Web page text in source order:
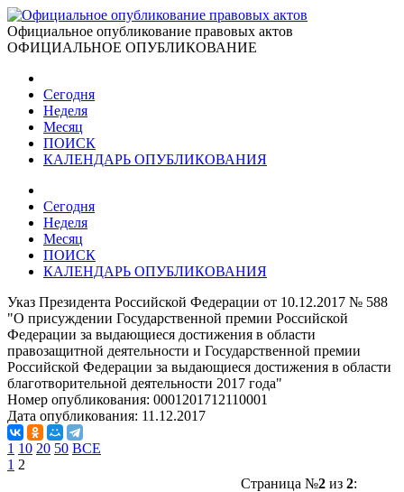
Официальное опубликование правовых актов
ОФИЦИАЛЬНОЕ ОПУБЛИКОВАНИЕ
Сегодня
Неделя
Месяц
ПОИСК
КАЛЕНДАРЬ ОПУБЛИКОВАНИЯ
Сегодня
Неделя
Месяц
ПОИСК
КАЛЕНДАРЬ ОПУБЛИКОВАНИЯ
Указ Президента Российской Федерации от 10.12.2017 № 588
"О присуждении Государственной премии Российской
Федерации за выдающиеся достижения в области
правозащитной деятельности и Государственной премии
Российской Федерации за выдающиеся достижения в области
благотворительной деятельности 2017 года"
Номер опубликования: 0001201712110001
Дата опубликования: 11.12.2017
1 10 20 50 ВСЕ
1 2
Страница №2из 2: